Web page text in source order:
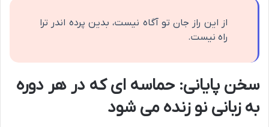
از این راز جان تو آگاه نیست، بدین پرده اندر ترا
راه نیست.
سخن پایانی: حماسه ای که در هر دوره
به زبانی نو زنده می شود